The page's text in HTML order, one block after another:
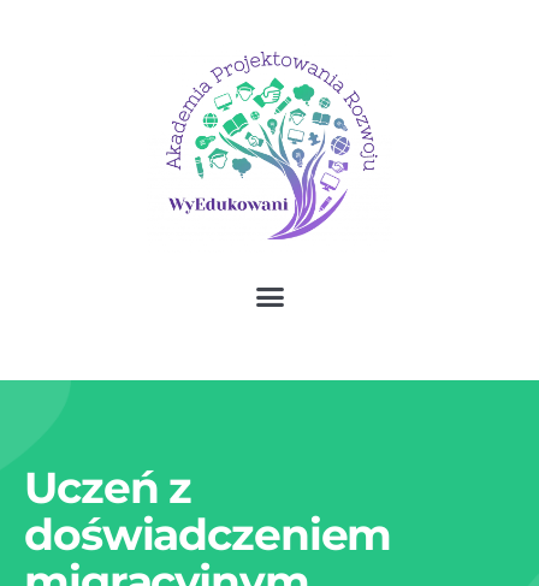
Uczeń z
doświadczeniem